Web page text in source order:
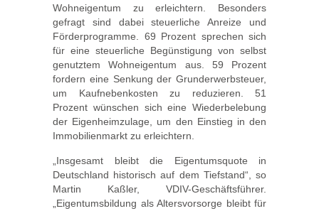
Wohneigentum zu erleichtern. Besonders
gefragt sind dabei steuerliche Anreize und
Förderprogramme. 69 Prozent sprechen sich
für eine steuerliche Begünstigung von selbst
genutztem Wohneigentum aus. 59 Prozent
fordern eine Senkung der Grunderwerbsteuer,
um Kaufnebenkosten zu reduzieren. 51
Prozent wünschen sich eine Wiederbelebung
der Eigenheimzulage, um den Einstieg in den
Immobilienmarkt zu erleichtern.
„Insgesamt bleibt die Eigentumsquote in
Deutschland historisch auf dem Tiefstand“, so
Martin Kaßler, VDIV-Geschäftsführer.
„Eigentumsbildung als Altersvorsorge bleibt für